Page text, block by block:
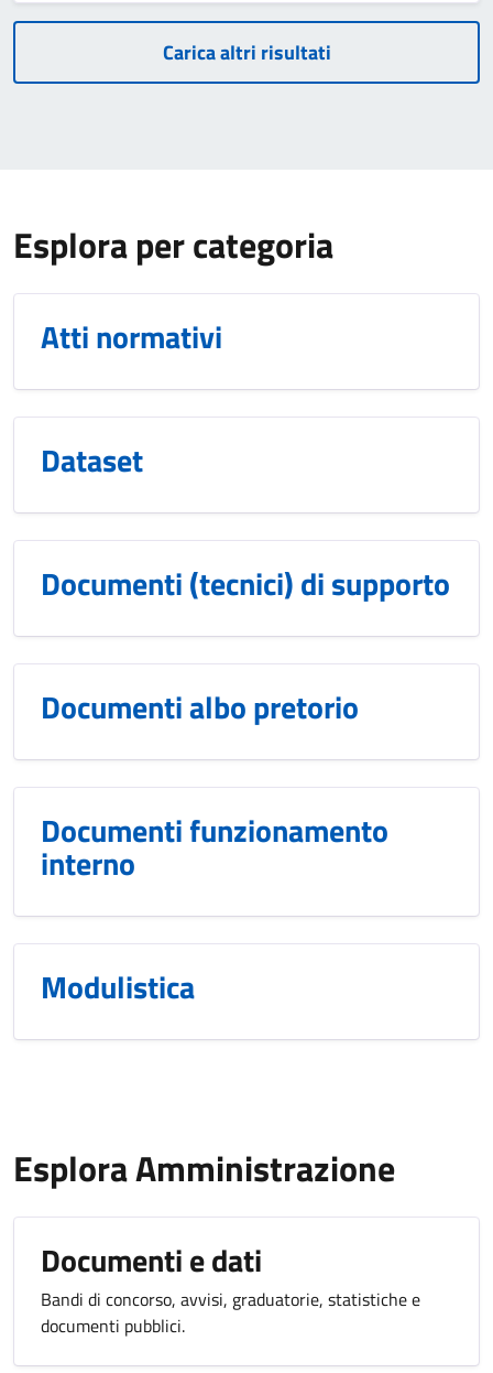
Carica altri risultati
Esplora per categoria
Atti normativi
Dataset
Documenti (tecnici) di supporto
Documenti albo pretorio
Documenti funzionamento
interno
Modulistica
Esplora Amministrazione
Documenti e dati
Bandi di concorso, avvisi, graduatorie, statistiche e
documenti pubblici.